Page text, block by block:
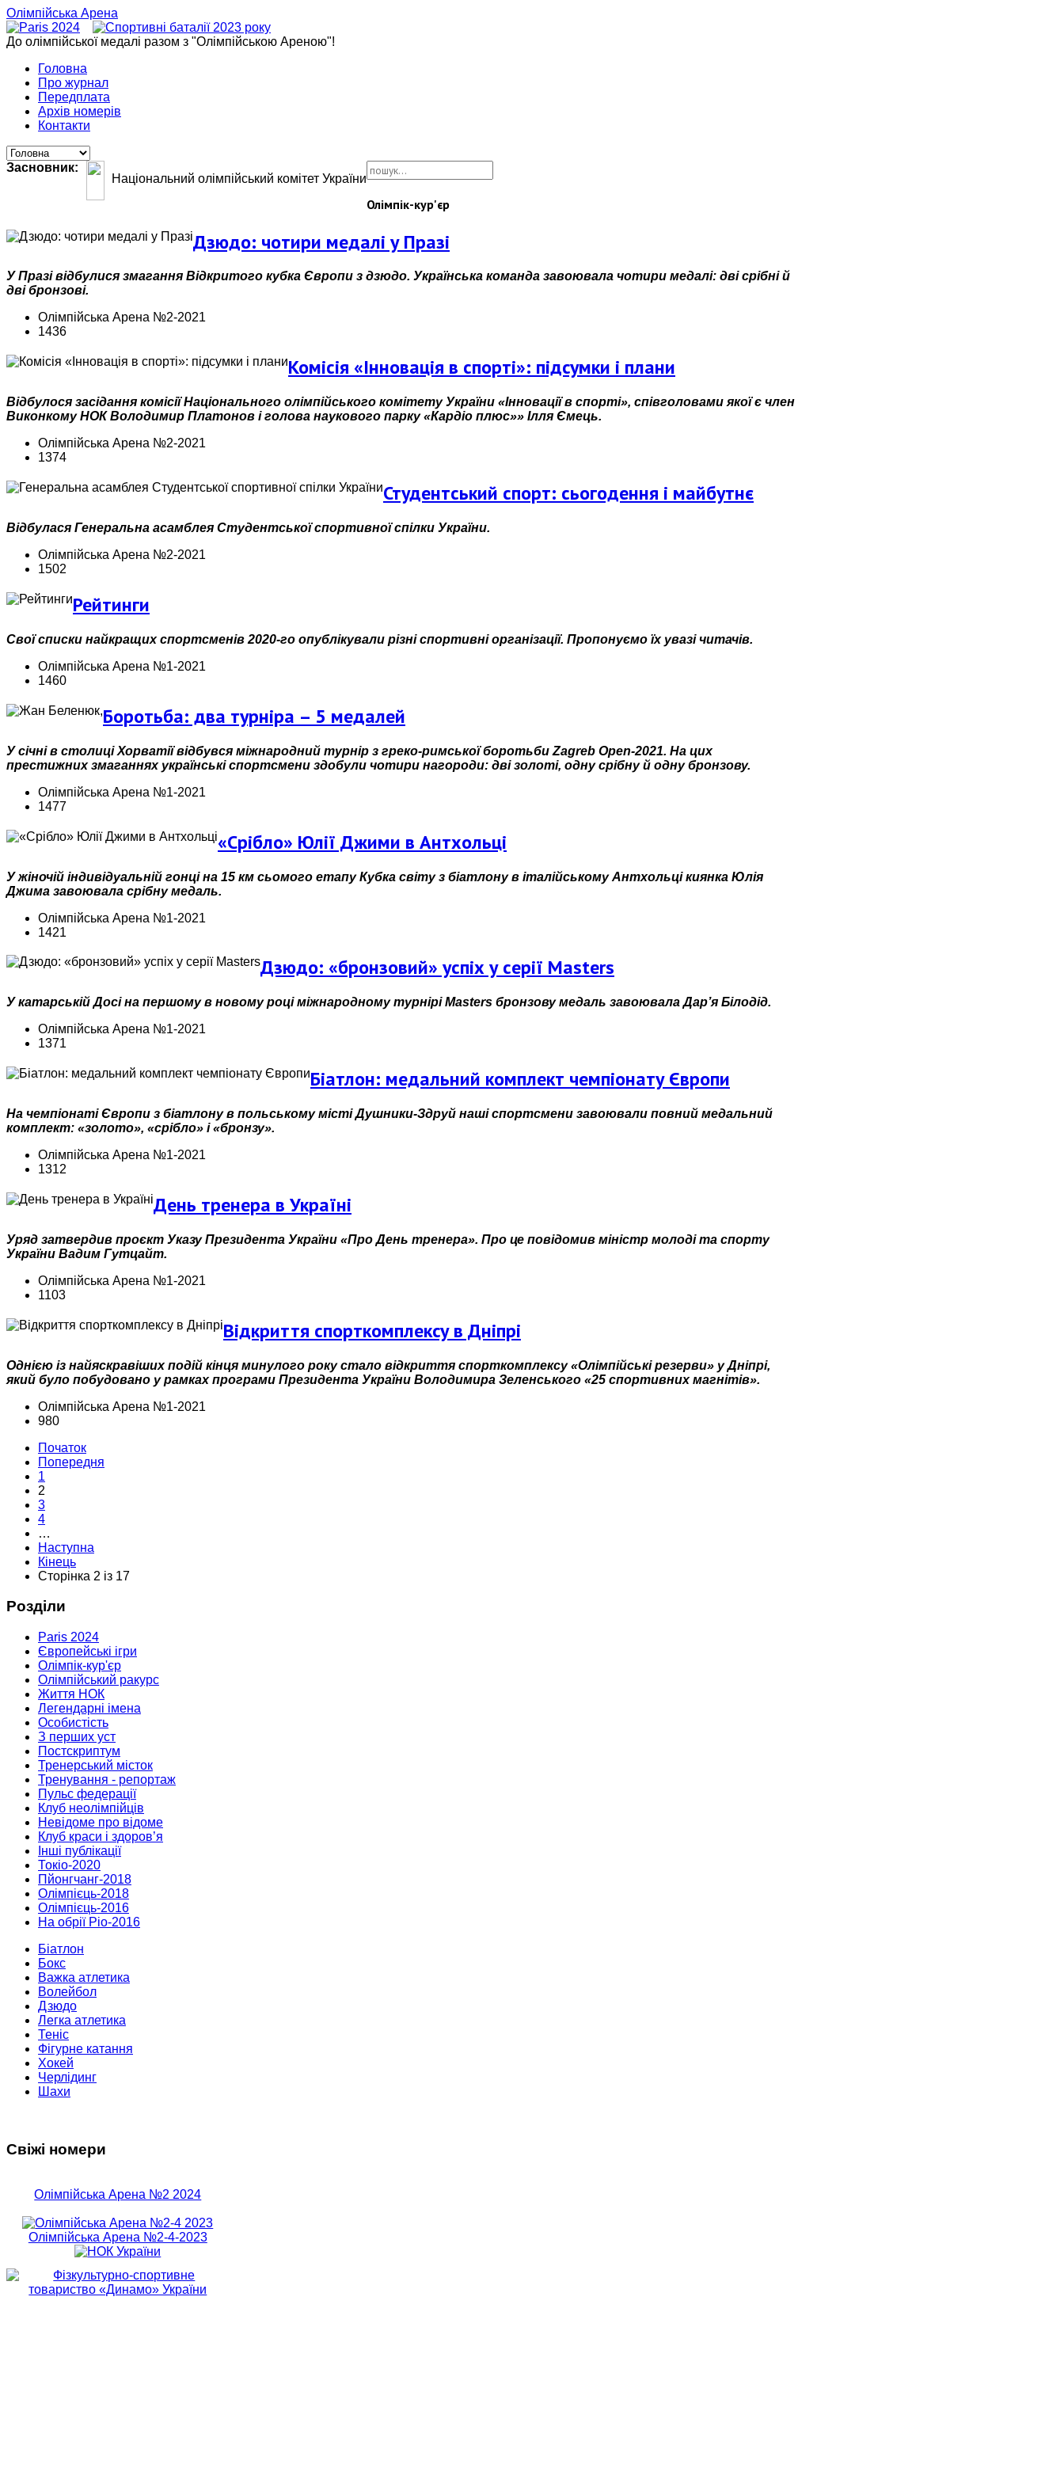
Олімпійська Арена
До олімпійської медалі разом з "Олімпійською Ареною"!
Головна
Про журнал
Передплата
Архів номерів
Контакти
Засновник:
Національний олімпійський комітет України
Олімпік-кур'єр
Дзюдо: чотири медалі у Празі
У Празі відбулися змагання Відкритого кубка Європи з дзюдо. Українська команда завоювала чотири медалі: дві срібні й
дві бронзові.
Олімпійська Арена №2-2021
1436
Комісія «Інновація в спорті»: підсумки і плани
Відбулося засідання комісії Національного олімпійського комітету України «Інновації в спорті», співголовами якої є член
Виконкому НОК Володимир Платонов і голова наукового парку «Кардіо плюс»» Ілля Ємець.
Олімпійська Арена №2-2021
1374
Студентський спорт: сьогодення і майбутнє
Відбулася Генеральна асамблея Студентської спортивної спілки України.
Олімпійська Арена №2-2021
1502
Рейтинги
Свої списки найкращих спортсменів 2020-го опублікували різні спортивні організації. Пропонуємо їх увазі читачів.
Олімпійська Арена №1-2021
1460
Боротьба: два турніра – 5 медалей
У січні в столиці Хорватії відбувся міжнародний турнір з греко-римської боротьби Zagreb Open-2021. На цих
престижних змаганнях українські спортсмени здобули чотири нагороди: дві золоті, одну срібну й одну бронзову.
Олімпійська Арена №1-2021
1477
«Срібло» Юлії Джими в Антхольці
У жіночій індивідуальній гонці на 15 км сьомого етапу Кубка світу з біатлону в італійському Антхольці киянка Юлія
Джима завоювала срібну медаль.
Олімпійська Арена №1-2021
1421
Дзюдо: «бронзовий» успіх у серії Masters
У катарській Досі на першому в новому році міжнародному турнірі Masters бронзову медаль завоювала Дар’я Білодід.
Олімпійська Арена №1-2021
1371
Біатлон: медальний комплект чемпіонату Європи
На чемпіонаті Європи з біатлону в польському місті Душники-Здруй наші спортсмени завоювали повний медальний
комплект: «золото», «срібло» і «бронзу».
Олімпійська Арена №1-2021
1312
День тренера в Україні
Уряд затвердив проєкт Указу Президента України «Про День тренера». Про це повідомив міністр молоді та спорту
України Вадим Гутцайт.
Олімпійська Арена №1-2021
1103
Відкриття спорткомплексу в Дніпрі
Однією із найяскравіших подій кінця минулого року стало відкриття спорткомплексу «Олімпійські резерви» у Дніпрі,
який було побудовано у рамках програми Президента України Володимира Зеленського «25 спортивних магнітів».
Олімпійська Арена №1-2021
980
Початок
Попередня
1
2
3
4
…
Наступна
Кінець
Сторінка 2 із 17
Розділи
Paris 2024
Європейські ігри
Олімпік-кур'єр
Олімпійський ракурс
Життя НОК
Легендарні імена
Особистість
З перших уст
Постскриптум
Тренерський місток
Тренування - репортаж
Пульс федерації
Клуб неолімпійців
Невідоме про відоме
Клуб краси і здоров’я
Інші публікації
Токіо-2020
Пйонгчанг-2018
Олімпієць-2018
Олімпієць-2016
На обрії Ріо-2016
Біатлон
Бокс
Важка атлетика
Волейбол
Дзюдо
Легка атлетика
Теніс
Фігурне катання
Хокей
Черлідинг
Шахи
Свіжі номери
Олімпійська Арена №2 2024
Олімпійська Арена №2-4-2023